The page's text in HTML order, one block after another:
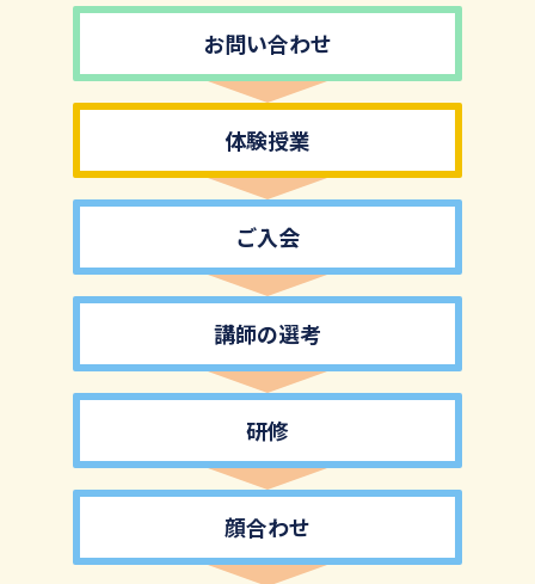
お問い合わせ
体験授業
ご入会
講師の選考
研修
顔合わせ